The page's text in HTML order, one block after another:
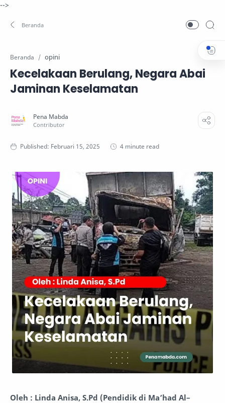
-->
Beranda opini
Kecelakaan Berulang, Negara Abai
Jaminan Keselamatan
4 minute read
Oleh : Linda Anisa, S.Pd (Pendidik di Ma’had Al–